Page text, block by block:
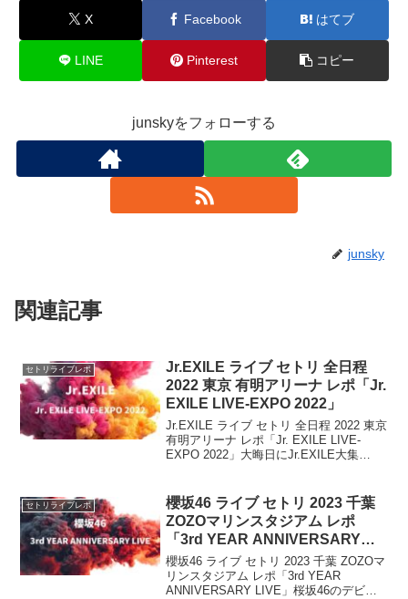
X Facebook はてブ
LINE Pinterest コピー
junskyをフォローする
junsky
関連記事
セトリライブレポ
Jr.EXILE ライブ セトリ 全日程
2022 東京 有明アリーナ レポ「Jr.
EXILE LIVE-EXPO 2022」
Jr.EXILE ライブ セトリ 全日程 2022 東京
有明アリーナ レポ「Jr. EXILE LIVE-
EXPO 2022」大晦日にJr.EXILE大集
セトリライブレポ
櫻坂46 ライブ セトリ 2023 千葉
ZOZOマリンスタジアム レポ
「3rd YEAR ANNIVERSARY
LIVE」
櫻坂46 ライブ セトリ 2023 千葉 ZOZOマ
リンスタジアム レポ「3rd YEAR
ANNIVERSARY LIVE」桜坂46のデビュ